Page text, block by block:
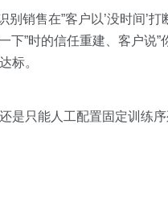
销售在”客户以’没时间’打
下”时的信任重建、客户说”
标。
还是只能人工配置固定训练